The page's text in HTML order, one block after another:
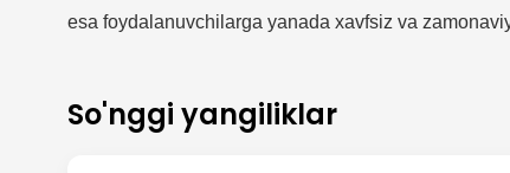
esa foydalanuvchilarga yanada xavfsiz va
So'nggi yangiliklar